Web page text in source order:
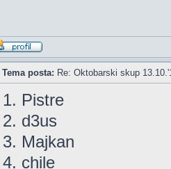
Tema posta: Re: Oktobarski skup
1. Pistre
2. d3us
3. Majkan
4. chile